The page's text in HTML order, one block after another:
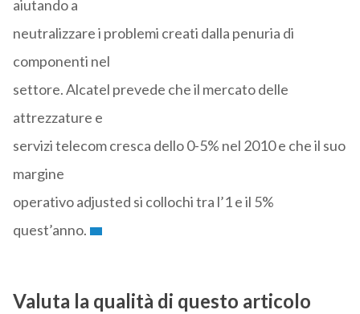
aiutando a
neutralizzare i problemi creati dalla penuria di
componenti nel
settore. Alcatel prevede che il mercato delle
attrezzature e
servizi telecom cresca dello 0-5% nel 2010 e che il suo
margine
operativo adjusted si collochi tra l’1 e il 5%
quest’anno.
Valuta la qualità di questo articolo